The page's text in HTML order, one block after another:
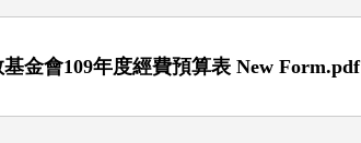
金會109年度經費預算表 New Form.pdf